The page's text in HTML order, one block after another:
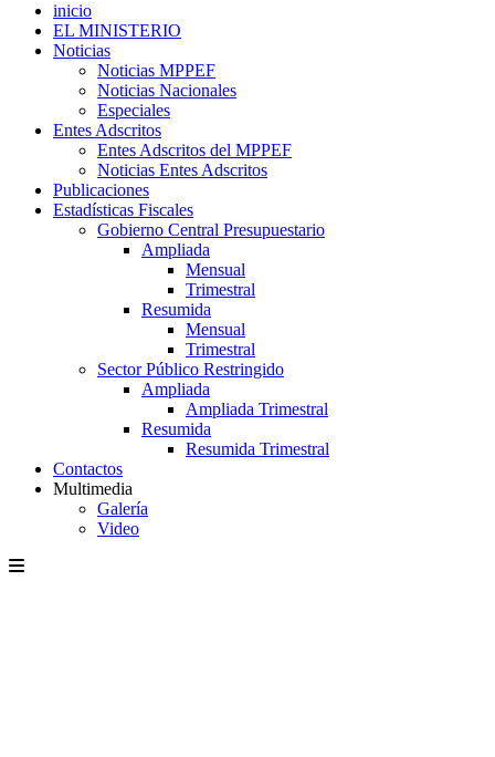
inicio
EL MINISTERIO
Noticias
Noticias MPPEF
Noticias Nacionales
Especiales
Entes Adscritos
Entes Adscritos del MPPEF
Noticias Entes Adscritos
Publicaciones
Estadísticas Fiscales
Gobierno Central Presupuestario
Ampliada
Mensual
Trimestral
Resumida
Mensual
Trimestral
Sector Público Restringido
Ampliada
Ampliada Trimestral
Resumida
Resumida Trimestral
Contactos
Multimedia
Galería
Video